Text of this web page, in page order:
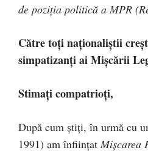
de poziţia politică a MPR
Către toți naționaliștii
simpatizanți ai Mișcării
Stimați compatrioți,
După cum știți, în urmă cu
1991) am înființat Mișcarea